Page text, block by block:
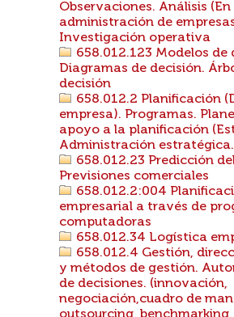
Observaciones. Análisis
administración de
Investigación operativa
658.012.123 Modelos de
Diagramas de decisión.
decisión
658.012.2 Planificación
empresa). Programas.
apoyo a la planificación
Administración
658.012.23 Predicción
Previsiones comerciales
658.012.2:004
empresarial a través de
computadoras
658.012.34 Logística
658.012.4 Gestión,
y métodos de gestión.
de decisiones. (innovación,
negociación,cuadro de